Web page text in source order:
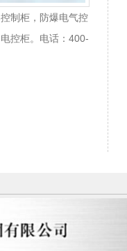
制柜，防爆电气控
控柜。电话：400-